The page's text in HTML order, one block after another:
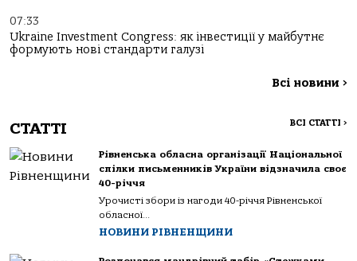
07:33
Ukraine Investment Congress: як інвестиції у майбутнє
формують нові стандарти галузі
Всі новини >
СТАТТІ ВСІ СТАТТІ >
Рівненська обласна організації Національної
спілки письменників України відзначила своє
40-річчя
Урочисті збори із нагоди 40-річчя Рівненської
обласної...
НОВИНИ РІВНЕНЩИНИ